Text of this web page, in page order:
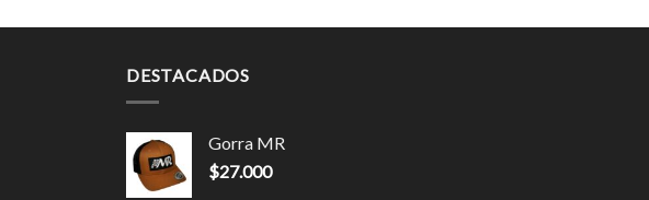
DESTACADOS
Gorra MR
$27.000